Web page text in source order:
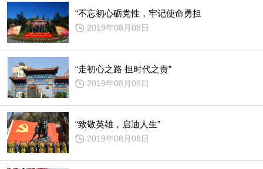
“不忘初心砺党性，牢记使命勇担
2019年08月08日
“走初心之路 担时代之责”
2019年08月08日
“致敬英雄，启迪人生”
2019年08月08日